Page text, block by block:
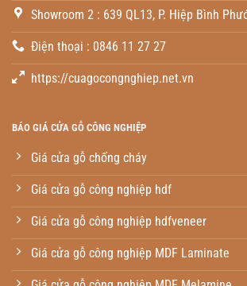
Showroom 2 : 639 QL13, P. Hiệp Bình
Điện thoại : 0846 11 27 27
https://cuagocongnghiep.net.vn
BÁO GIÁ CỬA GỖ CÔNG NGHIỆP
Giá cửa gỗ chống cháy
Giá cửa gỗ công nghiệp hdf
Giá cửa gỗ công nghiệp hdfveneer
Giá cửa gỗ công nghiệp MDF Laminate